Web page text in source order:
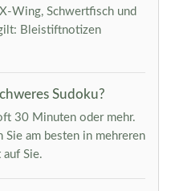
Wing, Schwertfisch und
Bleistiftnotizen
Sudoku?
30 Minuten oder mehr.
Sie am besten in mehreren
Sie.